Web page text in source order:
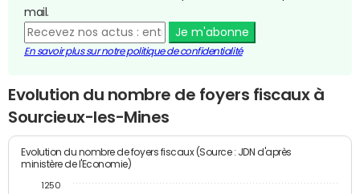
mail.
Je m'abonne
En savoir plus sur notre politique de confidentialité
Evolution du nombre de foyers fiscaux à
Sourcieux-les-Mines
Evolution du nombre de foyers fiscaux (Source : JDN d'après
ministère de l'Economie)
1250